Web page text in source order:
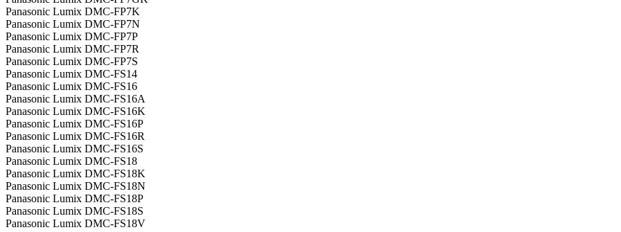
Panasonic Lumix DMC-FP7K
Panasonic Lumix DMC-FP7N
Panasonic Lumix DMC-FP7P
Panasonic Lumix DMC-FP7R
Panasonic Lumix DMC-FP7S
Panasonic Lumix DMC-FS14
Panasonic Lumix DMC-FS16
Panasonic Lumix DMC-FS16A
Panasonic Lumix DMC-FS16K
Panasonic Lumix DMC-FS16P
Panasonic Lumix DMC-FS16R
Panasonic Lumix DMC-FS16S
Panasonic Lumix DMC-FS18
Panasonic Lumix DMC-FS18K
Panasonic Lumix DMC-FS18N
Panasonic Lumix DMC-FS18P
Panasonic Lumix DMC-FS18S
Panasonic Lumix DMC-FS18V